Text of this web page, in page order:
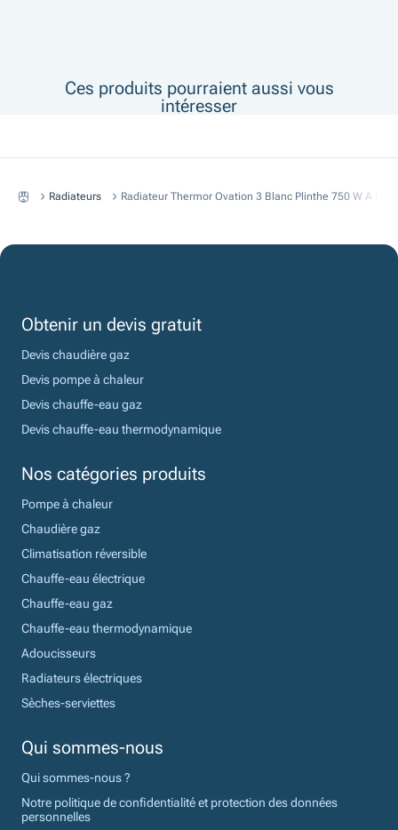
Ces produits pourraient aussi vous
intéresser
Radiateurs Radiateur Thermor Ovation 3 Blanc Plinthe 750 W A
Obtenir un devis gratuit
Devis chaudière gaz
Devis pompe à chaleur
Devis chauffe-eau gaz
Devis chauffe-eau thermodynamique
Nos catégories produits
Pompe à chaleur
Chaudière gaz
Climatisation réversible
Chauffe-eau électrique
Chauffe-eau gaz
Chauffe-eau thermodynamique
Adoucisseurs
Radiateurs électriques
Sèches-serviettes
Qui sommes-nous
Qui sommes-nous ?
Notre politique de confidentialité et protection des données
personnelles